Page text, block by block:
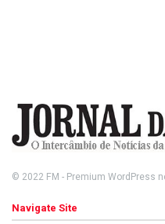
© 2022 FM - Premium WordPress
Navigate Site